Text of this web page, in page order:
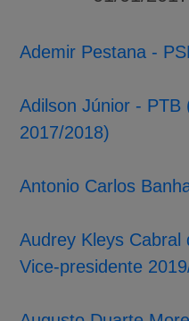
Ademir Pestana -
Adilson Júnior - PTB
2017/2018)
Antonio Carlos
Audrey Kleys Cabral
Vice-presidente